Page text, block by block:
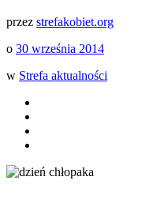
przez strefakobiet.org
o 30 września 2014
w Strefa aktualności